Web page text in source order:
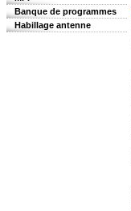
Banque de programmes
Habillage antenne